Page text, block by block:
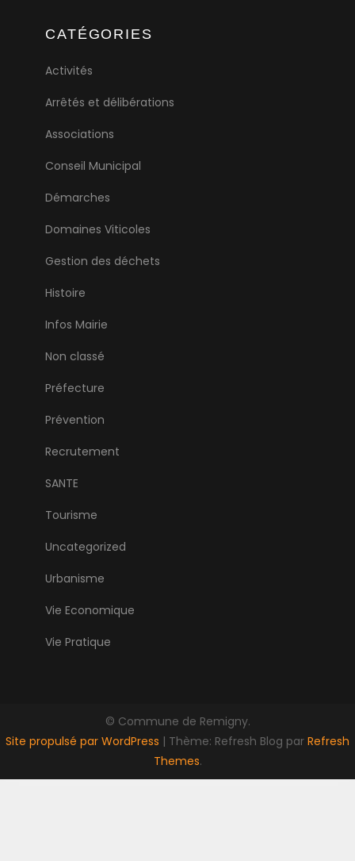
CATÉGORIES
Activités
Arrêtés et délibérations
Associations
Conseil Municipal
Démarches
Domaines Viticoles
Gestion des déchets
Histoire
Infos Mairie
Non classé
Préfecture
Prévention
Recrutement
SANTE
Tourisme
Uncategorized
Urbanisme
Vie Economique
Vie Pratique
© Commune de Remigny.
Site propulsé par WordPress | Thème: Refresh Blog par Refresh
Themes.